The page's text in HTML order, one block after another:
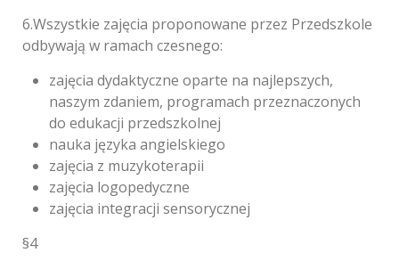
6.Wszystkie zajęcia proponowane przez Przedszkole
odbywają w ramach czesnego:
zajęcia dydaktyczne oparte na najlepszych,
naszym zdaniem, programach przeznaczonych
do edukacji przedszkolnej
nauka języka angielskiego
zajęcia z muzykoterapii
zajęcia logopedyczne
zajęcia integracji sensorycznej
§4